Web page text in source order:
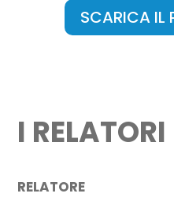
SCARICA IL
I RELATORI
RELATORE